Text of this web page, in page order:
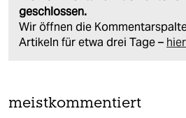
geschlossen.
Wir öffnen die
Artikeln für etwa drei Tage –
meistkommentiert